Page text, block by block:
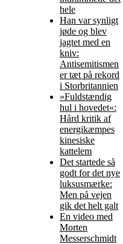
hele
Han var synligt
jøde og blev
jagtet med en
kniv:
Antisemitismen
er tæt på rekord
i Storbritannien
»Fuldstændig
hul i hovedet«:
Hård kritik af
energikæmpes
kinesiske
kattelem
Det startede så
godt for det nye
luksusmærke:
Men på vejen
gik det helt galt
En video med
Morten
Messerschmidt